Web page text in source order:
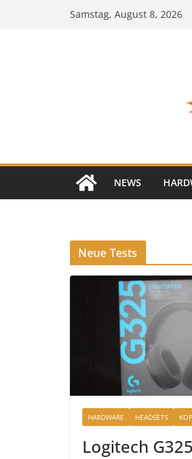
Samstag, August 8, 2026
NEWS
Neue Tests
HARDWARE HEADSETS
Logitech G325